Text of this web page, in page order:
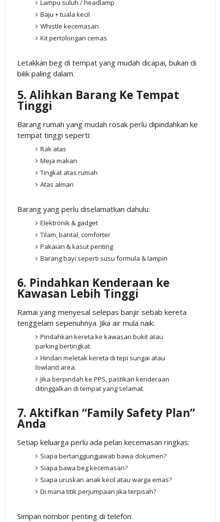
Lampu suluh / headlamp
Baju + tuala kecil
Whistle kecemasan
Kit pertolongan cemas
Letakkan beg di tempat yang mudah dicapai, bukan di
bilik paling dalam.
5. Alihkan Barang Ke Tempat
Tinggi
Barang rumah yang mudah rosak perlu dipindahkan ke
tempat tinggi seperti:
Rak atas
Meja makan
Tingkat atas rumah
Atas almari
Barang yang perlu diselamatkan dahulu:
Elektronik & gadget
Tilam, bantal, comforter
Pakaian & kasut penting
Barang bayi seperti susu formula & lampin
6. Pindahkan Kenderaan ke
Kawasan Lebih Tinggi
Ramai yang menyesal selepas banjir sebab kereta
tenggelam sepenuhnya. Jika air mula naik:
Pindahkan kereta ke kawasan bukit atau
parking bertingkat.
Hindari meletak kereta di tepi sungai atau
lowland area.
Jika berpindah ke PPS, pastikan kenderaan
ditinggalkan di tempat yang selamat.
7. Aktifkan “Family Safety Plan”
Anda
Setiap keluarga perlu ada pelan kecemasan ringkas:
Siapa bertanggungjawab bawa dokumen?
Siapa bawa beg kecemasan?
Siapa uruskan anak kecil atau warga emas?
Di mana titik perjumpaan jika terpisah?
Simpan nombor penting di telefon: